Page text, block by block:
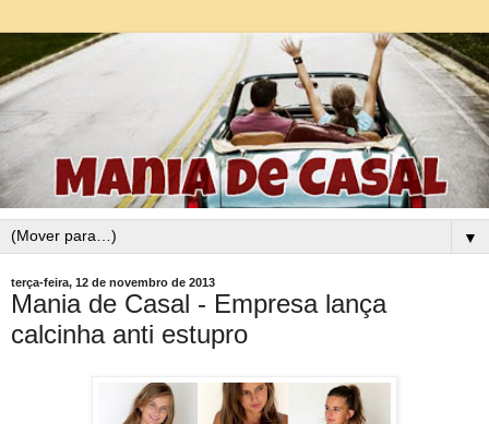
▼
terça-feira, 12 de novembro de 2013
Mania de Casal - Empresa lança
calcinha anti estupro